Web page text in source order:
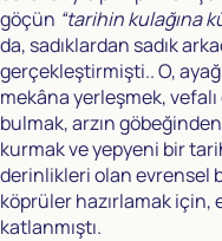
göçün “tarihin kulağına
da, sadıklardan sadık
gerçekleştirmişti.. O,
mekâna yerleşmek,
bulmak, arzın
kurmak ve yepyeni bir
derinlikleri olan evrensel
köprüler hazırlamak için,
katlanmıştı.